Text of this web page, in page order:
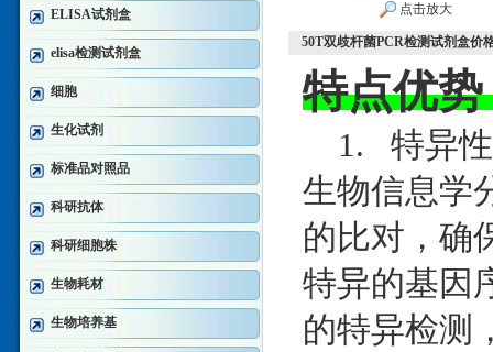
ELISA试剂盒
elisa检测试剂盒
细胞
生化试剂
标准品对照品
科研抗体
科研细胞株
生物耗材
生物培养基
点击放大
50T双歧杆菌PCR检测试剂盒价
特点优势
1. 特异性
生物信息学
的比对，确
特异的基因
的特异检测